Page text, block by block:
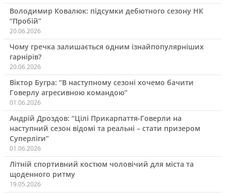
Володимир Ковалюк: підсумки дебютного сезону НК
“Пробій”
20.06.2026
Чому гречка залишається одним ізнайпопулярніших
гарнірів?
20.06.2026
Віктор Бугра: “В наступному сезоні хочемо бачити
Говерлу агресивною командою”
01.06.2026
Андрій Дроздов: “Цілі Прикарпаття-Говерли на
наступний сезон відомі та реальні – стати призером
Суперліги”
01.06.2026
Літній спортивний костюм чоловічий для міста та
щоденного ритму
19.05.2026